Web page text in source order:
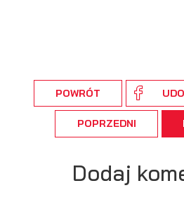
POWRÓT
POPRZEDNI
Dodaj